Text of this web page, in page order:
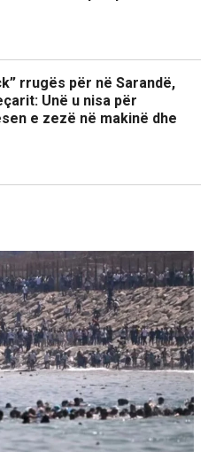
rrugës për në Sarandë,
Unë u nisa për
e zezë në makinë dhe